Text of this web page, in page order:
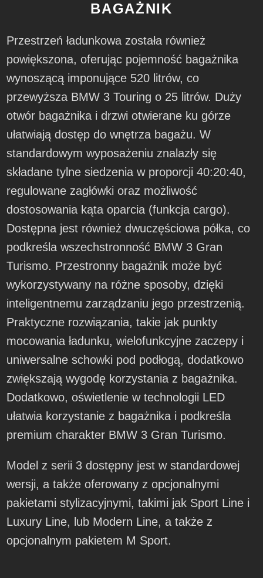
BAGAŻNIK
Przestrzeń ładunkowa została również
powiększona, oferując pojemność bagażnika
wynoszącą imponujące 520 litrów, co
przewyższa BMW 3 Touring o 25 litrów. Duży
otwór bagażnika i drzwi otwierane ku górze
ułatwiają dostęp do wnętrza bagażu. W
standardowym wyposażeniu znalazły się
składane tylne siedzenia w proporcji 40:20:40,
regulowane zagłówki oraz możliwość
dostosowania kąta oparcia (funkcja cargo).
Dostępna jest również dwuczęściowa półka, co
podkreśla wszechstronność BMW 3 Gran
Turismo. Przestronny bagażnik może być
wykorzystywany na różne sposoby, dzięki
inteligentnemu zarządzaniu jego przestrzenią.
Praktyczne rozwiązania, takie jak punkty
mocowania ładunku, wielofunkcyjne zaczepy i
uniwersalne schowki pod podłogą, dodatkowo
zwiększają wygodę korzystania z bagażnika.
Dodatkowo, oświetlenie w technologii LED
ułatwia korzystanie z bagażnika i podkreśla
premium charakter BMW 3 Gran Turismo.
Model z serii 3 dostępny jest w standardowej
wersji, a także oferowany z opcjonalnymi
pakietami stylizacyjnymi, takimi jak Sport Line i
Luxury Line, lub Modern Line, a także z
opcjonalnym pakietem M Sport.